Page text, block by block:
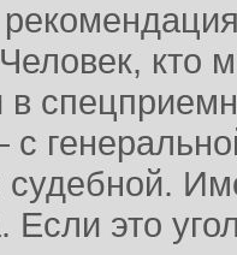
кто
в
с
Если это